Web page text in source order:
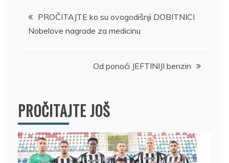
Kretanje
članka
PROČITAJTE ko su ovogodišnji DOBITNICI
Nobelove nagrade za medicinu
Od ponoći JEFTINIJI benzin
PROČITAJTE JOŠ